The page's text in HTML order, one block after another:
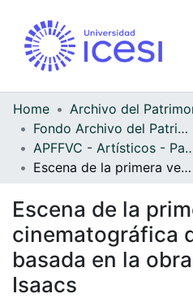
Home
Fondo Archivo del Patrimonio Fotográfico y Fílmico del Valle del Cauca
APFFVC -
Escena de la primera versión cinematográfica de "María" basada en la obra de Jorge Isaacs
Escena de la
cinematográfica
basada en la
Isaacs